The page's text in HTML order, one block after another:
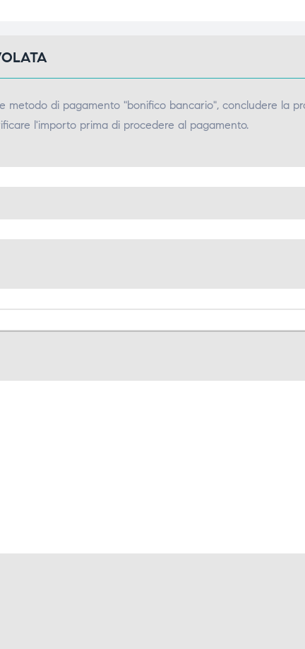
metodo di pagamento "bonifico bancario", concludere la
l'importo prima di procedere al pagamento.